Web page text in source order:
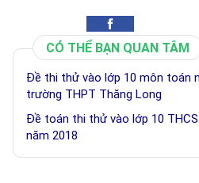
CÓ THỂ BẠN QUAN TÂM
Đề thi thử vào lớp 10 môn toán
trường THPT Thăng Long
Đề toán thi thử vào lớp 10
năm 2018